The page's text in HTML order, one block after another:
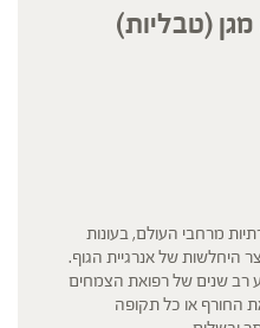
מרחבי העולם, בעונות
היחלשות של אנרגיית הגוף.
רב שנים של רפואת הצמחים
החורף או כל תקופה